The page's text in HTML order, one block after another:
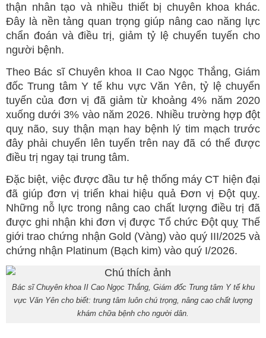
thận nhân tạo và nhiều thiết bị chuyên khoa khác.
Đây là nền tảng quan trọng giúp nâng cao năng lực
chẩn đoán và điều trị, giảm tỷ lệ chuyển tuyến cho
người bệnh.
Theo Bác sĩ Chuyên khoa II Cao Ngọc Thắng, Giám
đốc Trung tâm Y tế khu vực Văn Yên, tỷ lệ chuyển
tuyến của đơn vị đã giảm từ khoảng 4% năm 2020
xuống dưới 3% vào năm 2026. Nhiều trường hợp đột
quỵ não, suy thận mạn hay bệnh lý tim mạch trước
đây phải chuyển lên tuyến trên nay đã có thể được
điều trị ngay tại trung tâm.
Đặc biệt, việc được đầu tư hệ thống máy CT hiện đại
đã giúp đơn vị triển khai hiệu quả Đơn vị Đột quỵ.
Những nỗ lực trong nâng cao chất lượng điều trị đã
được ghi nhận khi đơn vị được Tổ chức Đột quỵ Thế
giới trao chứng nhận Gold (Vàng) vào quý III/2025 và
chứng nhận Platinum (Bạch kim) vào quý I/2026.
Bác sĩ Chuyên khoa II Cao Ngọc Thắng, Giám đốc Trung tâm Y tế khu
vực Văn Yên cho biết: trung tâm luôn chú trọng, nâng cao chất lượng
khám chữa bệnh cho người dân.